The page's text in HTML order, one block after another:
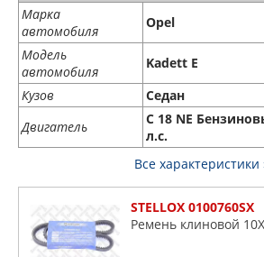
Марка
автомобиля
Opel
Модель
автомобиля
Kadett E
Кузов
Седан
Двигатель
C 18 NE
л.с.
Все характеристики
STELLOX 0100760SX
Ремень клиновой